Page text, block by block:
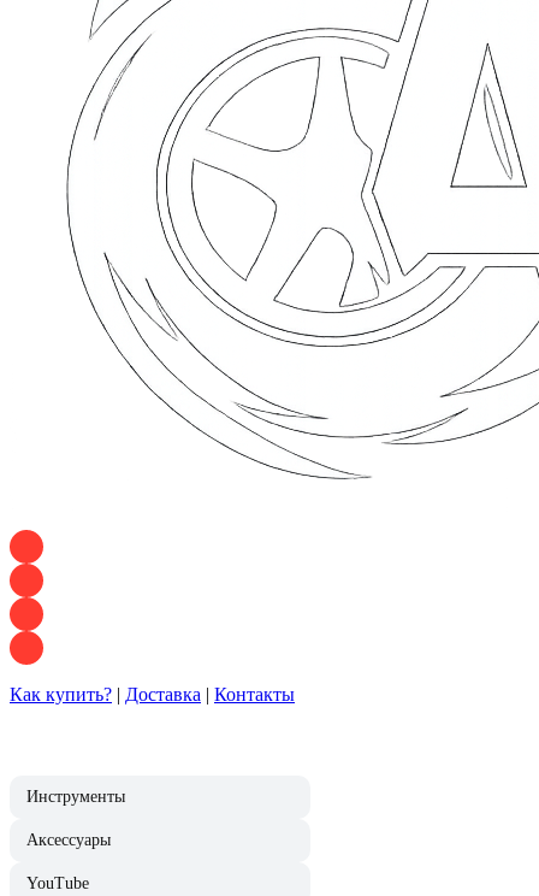
Как купить? | Доставка | Контакты
Инструменты
Аксессуары
YouTube